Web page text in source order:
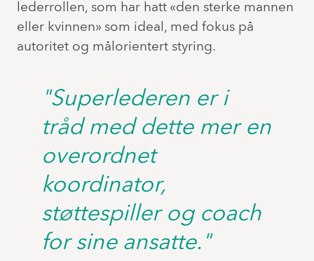
lederrollen, som har hatt «den sterke mannen
eller kvinnen» som ideal, med fokus på
autoritet og målorientert styring.
"Superlederen er i
tråd med dette mer en
overordnet
koordinator,
støttespiller og coach
for sine ansatte."